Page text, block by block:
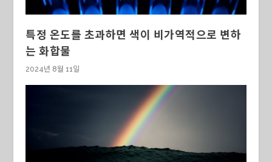
특정 온도를 초과하면 색이 비가역적으로 변하
는 화합물
2024년 8월 11일